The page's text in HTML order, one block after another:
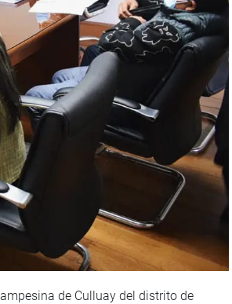
de Culluay del distrito de